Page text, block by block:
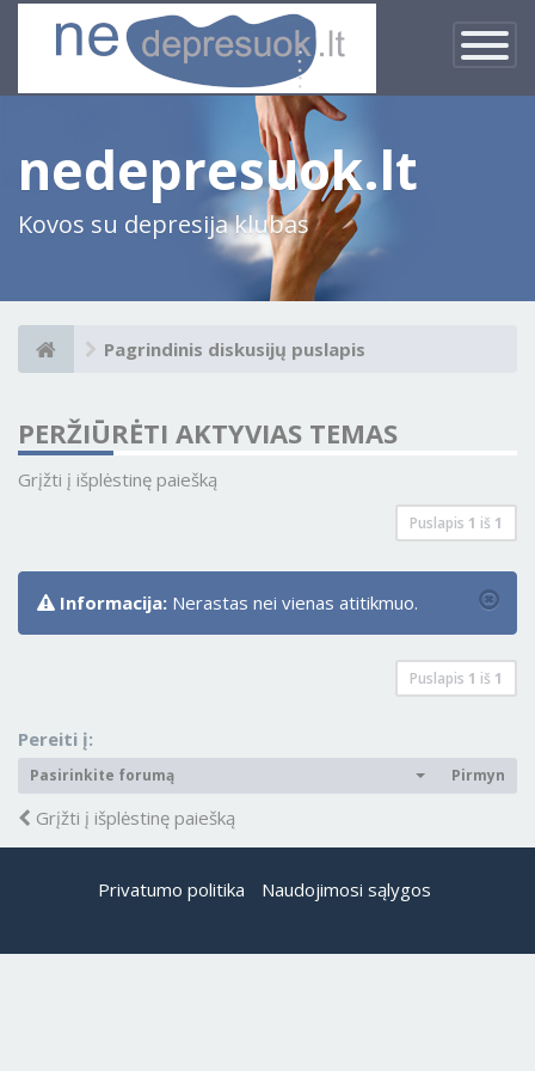
Įjungti
×
nedepresuok.lt
Kovos su depresija klubas
Pagrindinis diskusijų puslapis
PERŽIŪRĖTI AKTYVIAS TEMAS
Grįžti į išplėstinę paiešką
Puslapis 1 iš 1
Informacija: Nerastas nei vienas atitikmuo.
Puslapis 1 iš 1
Pereiti į:
Pasirinkite forumą Pirmyn
Grįžti į išplėstinę paiešką
Privatumo politika Naudojimosi sąlygos